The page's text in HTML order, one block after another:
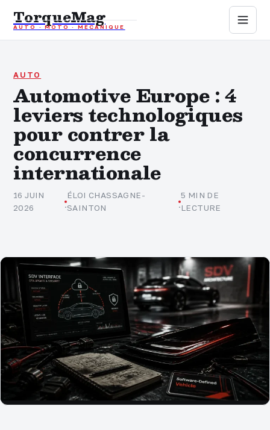
TorqueMag
AUTO · MOTO · MÉCANIQUE
Auto
Mécanique
Sports mécaniques
Assurance
AUTO
Automotive Europe : 4
leviers technologiques
pour contrer la
concurrence
internationale
16 JUIN
2026
·
ÉLOI CHASSAGNE-
SAINTON
·
5 MIN DE
LECTURE